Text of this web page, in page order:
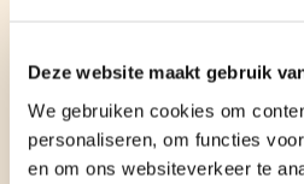
Deze website maakt gebruik
We gebruiken cookies om
personaliseren, om functies
en om ons websiteverkeer te
wij verse fruitmanden in
uzelf als prachtig geschenk
fruitmanden zitten